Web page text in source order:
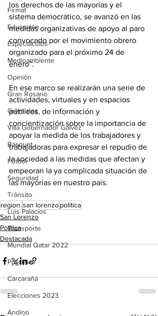
Firmat
Educación
Espectáculos
Medioambiente
Opinión
Gran Rosario
Gremiales
Villa Gobernador Gálvez
Básquet
Fútbol
Seguridad
Tránsito
Luis Palacios
Transporte
Mundial Qatar 2022
Policiales
Carcarañá
Elecciones 2023
Andino
los derechos de las mayorías y el
sistema democrático, se avanzó en las
medidas organizativas de apoyo al paro
convocado por el movimiento obrero
organizado para el próximo 24 de
enero”.
En ese marco se realizarán una serie de
actividades, virtuales y en espacios
públicos, de información y
concientización sobre la importancia de
apoyar la medida de los trabajadores y
trabajadoras para expresar el repudio de
la sociedad a las medidas que afectan y
empeoran la ya complicada situación de
las mayorías en nuestro país.
region.san lorenzopolitica
San Lorenzo
Política
Destacada